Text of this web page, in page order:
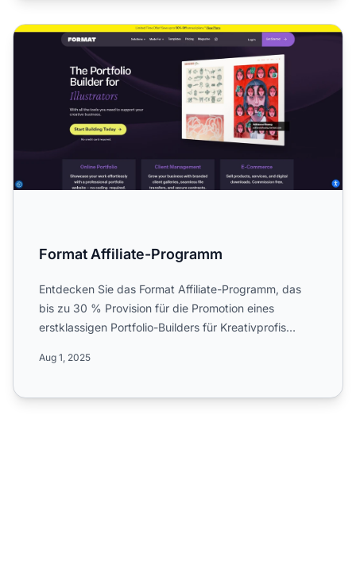
Format Affiliate-Programm
Format Affiliate-Programm
Entdecken Sie das Format Affiliate-Programm, das
bis zu 30 % Provision für die Promotion eines
erstklassigen Portfolio-Builders für Kreativprofis
Aug 1, 2025